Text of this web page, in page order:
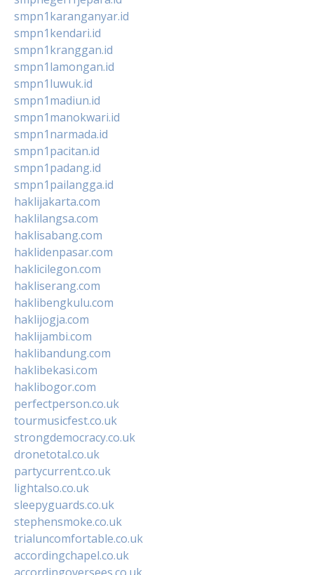
smpn1karanganyar.id
smpn1kendari.id
smpn1kranggan.id
smpn1lamongan.id
smpn1luwuk.id
smpn1madiun.id
smpn1manokwari.id
smpn1narmada.id
smpn1pacitan.id
smpn1padang.id
smpn1pailangga.id
haklijakarta.com
haklilangsa.com
haklisabang.com
haklidenpasar.com
haklicilegon.com
hakliserang.com
haklibengkulu.com
haklijogja.com
haklijambi.com
haklibandung.com
haklibekasi.com
haklibogor.com
perfectperson.co.uk
tourmusicfest.co.uk
strongdemocracy.co.uk
dronetotal.co.uk
partycurrent.co.uk
lightalso.co.uk
sleepyguards.co.uk
stephensmoke.co.uk
trialuncomfortable.co.uk
accordingchapel.co.uk
accordingoversees.co.uk